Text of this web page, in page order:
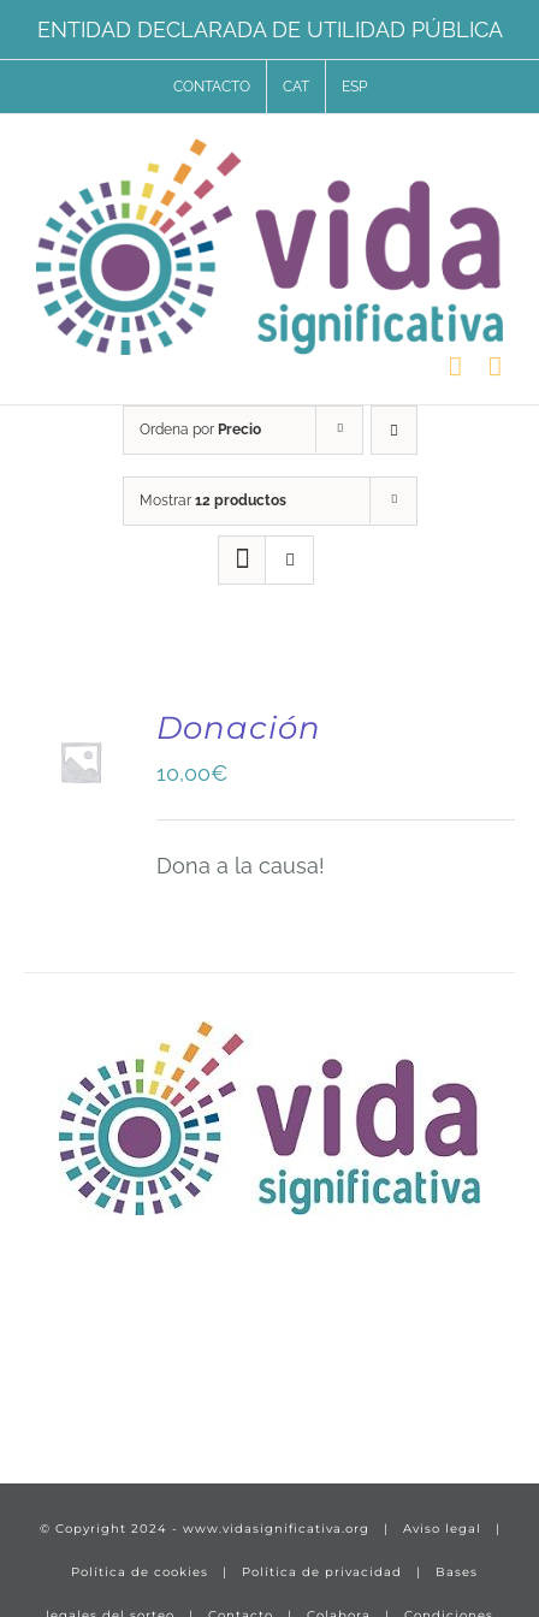
Saltar
al
ENTIDAD DECLARADA DE UTILIDAD PÚBLICA
CONTACTO CAT ESP
Ordena por Precio
Mostrar 12 productos
AL
CARRITO
Donación
10,00€
Dona a la causa!
© Copyright 2024 - www.vidasignificativa.org | Aviso legal |
Política de cookies | Política de privacidad | Bases